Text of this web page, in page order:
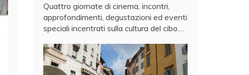
Quattro giornate di cinema, incontri,
approfondimenti, degustazioni ed eventi
speciali incentrati sulla cultura del cibo.…